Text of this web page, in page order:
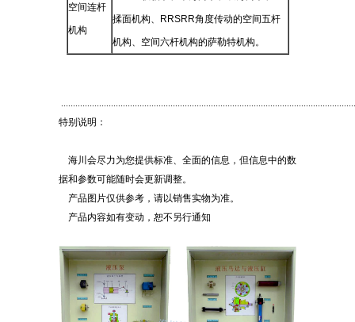
空间连杆
机构
揉面机构、 RRSRR角度传动的空间五杆
机构、空间六杆机构的萨勒特机构。
特别说明：
海川会尽力为您提供标准、全面的信息，但信息中的数
据和参数可能随时会更新调整。
产品图片仅供参考，请以销售实物为准。
产品内容如有变动，恕不另行通知